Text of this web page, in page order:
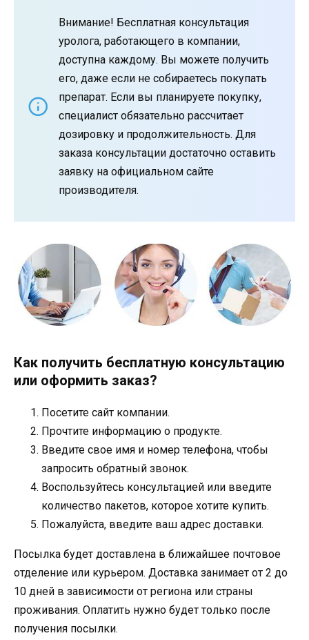
Внимание! Бесплатная консультация
уролога, работающего в компании,
доступна каждому. Вы можете получить
его, даже если не собираетесь покупать
препарат. Если вы планируете покупку,
специалист обязательно рассчитает
дозировку и продолжительность. Для
заказа консультации достаточно оставить
заявку на официальном сайте
производителя.
Как получить бесплатную консультацию
или оформить заказ?
Посетите сайт компании.
Прочтите информацию о продукте.
Введите свое имя и номер телефона, чтобы
запросить обратный звонок.
Воспользуйтесь консультацией или введите
количество пакетов, которое хотите купить.
Пожалуйста, введите ваш адрес доставки.
Посылка будет доставлена ​​в ближайшее почтовое
отделение или курьером. Доставка занимает от 2 до
10 дней в зависимости от региона или страны
проживания. Оплатить нужно будет только после
получения посылки.